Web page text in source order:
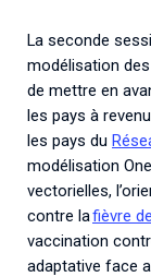
La seconde
modélisation
de mettre en
les pays à
les pays du
modélisation
vectorielles,
contre lafièvre
vaccination
adaptative face